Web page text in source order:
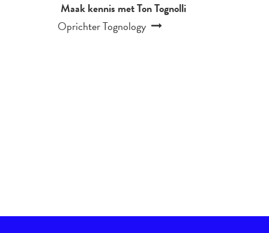
Maak kennis met Ton Tognolli
Oprichter Tognology